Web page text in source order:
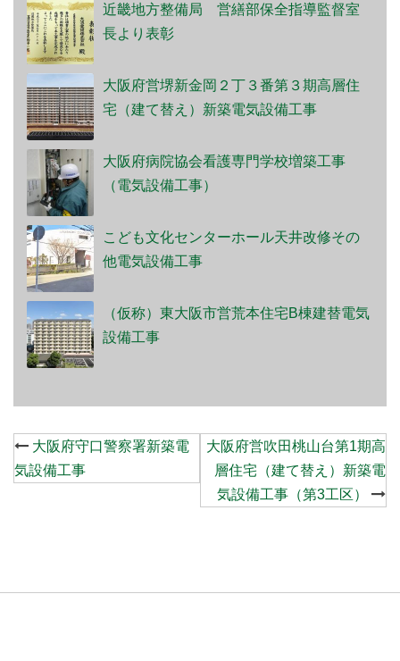
近畿地方整備局 営繕部保全指導監督室
長より表彰
大阪府営堺新金岡２丁３番第３期高層住
宅（建て替え）新築電気設備工事
大阪府病院協会看護専門学校増築工事
（電気設備工事）
こども文化センターホール天井改修その
他電気設備工事
（仮称）東大阪市営荒本住宅B棟建替電気
設備工事
Post
navigation
大阪府守口警察署新築電
気設備工事
大阪府営吹田桃山台第1期高
層住宅（建て替え）新築電
気設備工事（第3工区）